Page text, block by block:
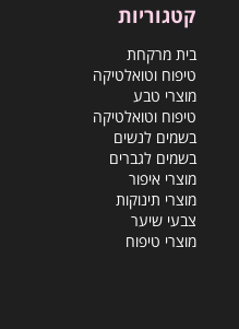
קטגוריות
בית מרקחת
טיפוח וטואלטיקה
מוצרי טבע
טיפוח וטואלטיקה
בשמים לנשים
בשמים לגברים
מוצרי איפור
מוצרי תינוקות
צבעי שיער
מוצרי טיפוח